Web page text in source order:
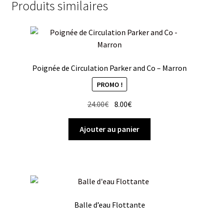
Produits similaires
Poignée de Circulation Parker and Co – Marron
PROMO !
24.00€ Le
prix
initial
était :
8.00€Le
prix
actuel
est :
Ajouter au panier
Balle d’eau Flottante